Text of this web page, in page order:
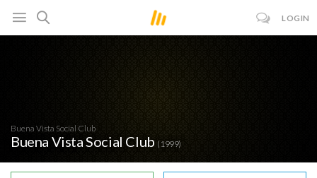
LOGIN
Buena Vista Social Club
Buena Vista Social Club (1999)